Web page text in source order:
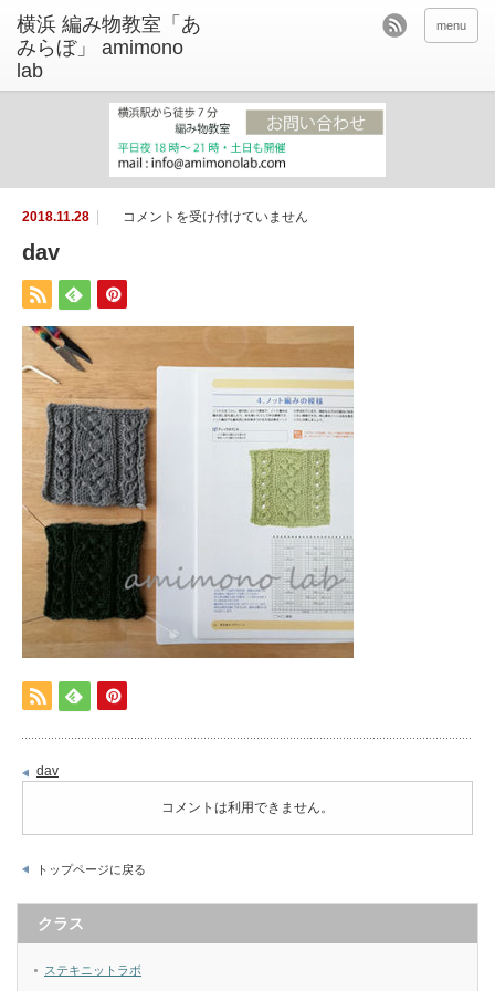
menu
2018.11.28
d
コメントを受け付けていません
dav
dav
コメントは利用できません。
トップページに戻る
クラス
ステキニットラボ